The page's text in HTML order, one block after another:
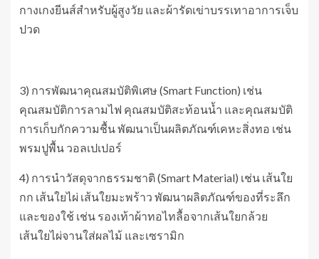
กางเกงยีนส์สำหรับผู้สูงวัย และผ้ารัดเข่าบรรเทาอาการเจ็บ
ปวด
3) การพัฒนาคุณสมบัติพิเศษ (Smart Function) เช่น
คุณสมบัติการลามไฟ คุณสมบัติสะท้อนน้ำ และคุณสมบัติ
การเก็บกักความชื้น พัฒนาเป็นผลิตภัณฑ์เคหะสิ่งทอ เช่น
พรมปูพื้น วอลเปเปอร์
4) การนำวัสดุจากธรรมชาติ (Smart Material) เช่น เส้นใย
กก เส้นใยไผ่ เส้นใยมะพร้าว พัฒนาผลิตภัณฑ์ของที่ระลึก
และของใช้ เช่น รองเท้าผ้าทอไทลื้อจากเส้นใยกล้วย
เส้นใยไผ่จานใส่ผลไม้ และเซรามิก